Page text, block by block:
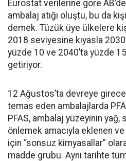
Eurostat verilerine göre
ambalaj atığı oluştu, bu da
demek. Tüzük üye ülkelere
2018 seviyesine kıyasla
yüzde 10 ve 2040’ta yüzde
getiriyor.
12 Ağustos’ta devreye
temas eden ambalajlarda
PFAS, ambalaj yüzeyinin
önlemek amacıyla eklenen ve
için “sonsuz kimyasallar”
madde grubu. Aynı tarihte